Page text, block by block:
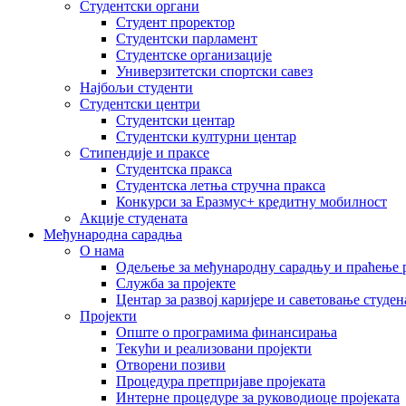
Студентски органи
Студент проректор
Студентски парламент
Студентске организације
Универзитетски спортски савез
Најбољи студенти
Студентски центри
Студентски центар
Студентски културни центар
Стипендије и праксе
Студентска пракса
Студентска летња стручна пракса
Конкурси за Еразмус+ кредитну мобилност
Акције студената
Међународна сарадња
О нама
Одељење за међународну сарадњу и праћење
Служба за пројекте
Центар за развој каријере и саветовање
Пројекти
Опште о програмима финансирања
Текући и реализовани пројекти
Отворени позиви
Процедура претпријаве пројеката
Интерне процедуре за руководиоце пројеката